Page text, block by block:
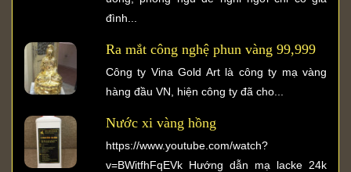
đình...
Ra mắt công nghệ phun vàng 99,999
Công ty Vina Gold Art là công ty mạ vàng
hàng đầu VN, hiện công ty đã cho...
Nước xi vàng hồng
https://www.youtube.com/watch?
v=BWitfhFqEVk Hướng dẫn mạ lacke 24k